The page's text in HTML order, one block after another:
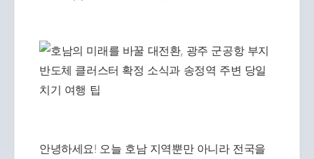
안녕하세요! 오늘 호남 지역뿐만 아니라 전국을